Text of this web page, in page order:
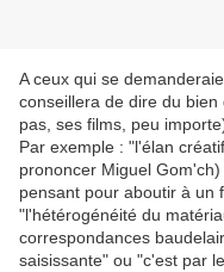
A ceux qui se
conseillera de dire du
pas, ses films, peu
Par exemple : "l'élan
prononcer Miguel
pensant pour aboutir à un
"l'hétérogénéité du
correspondances
saisissante" ou "c'est par